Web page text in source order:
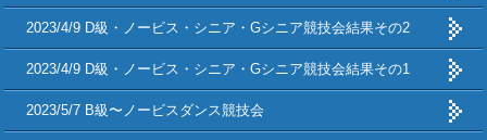
2023/4/9 D級・ノービス・シニア・Gシニア競技会結果その2
2023/4/9 D級・ノービス・シニア・Gシニア競技会結果その1
2023/5/7 B級〜ノービスダンス競技会